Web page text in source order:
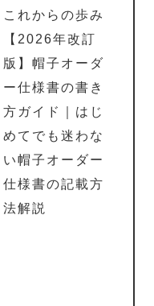
これからの歩み
【2026年改訂
版】帽子オーダ
ー仕様書の書き
方ガイド｜はじ
めてでも迷わな
い帽子オーダー
仕様書の記載方
法解説